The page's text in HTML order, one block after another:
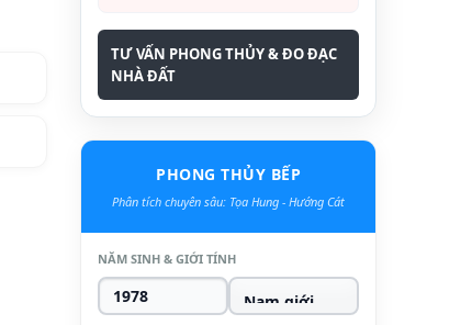
TƯ VẤN PHONG THỦY & ĐO ĐẠC
NHÀ ĐẤT
PHONG THỦY BẾP
Phân tích chuyên sâu: Tọa Hung - Hướng Cát
NĂM SINH & GIỚI TÍNH